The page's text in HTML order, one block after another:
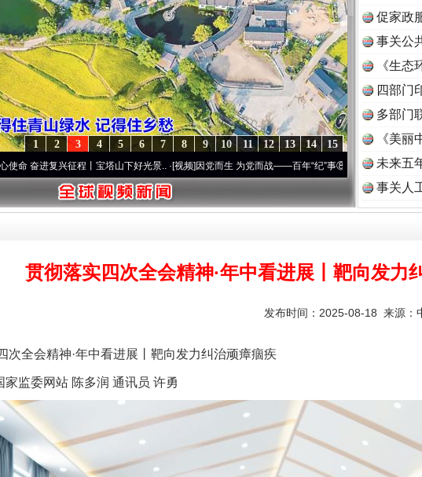
15
14
13
12
11
10
9
8
7
6
5
4
3
2
1
征程丨宝塔山下好光景..·[视频]因党而生 为党而战——百年“纪”事⑧加强纪律..·[视频] 牢记初心使命
促家政
事关公
《生
读
四部门
多部门
《美丽
未来五
事关人
贯彻落实四次全会精神·年中看进展丨靶向发力
发布时间：2025-08-18 来源：
会精神·年中看进展丨靶向发力纠治顽瘴痼疾
监委网站 陈多润 通讯员 许勇